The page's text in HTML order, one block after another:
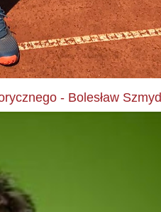
- Bolesław Szmyd